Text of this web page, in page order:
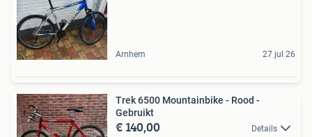
Arnhem 27 jul 26
Trek 6500 Mountainbike - Rood -
Gebruikt
€ 140,00 Details